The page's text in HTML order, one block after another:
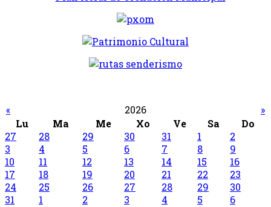
« 2026
»
Lu
Ma Me Xo Ve Sa
Do
27
28 29 30 31 1
2
3
4 5 6 7 8
9
10
11 12 13 14 15
16
17
18 19 20 21 22
23
24
25 26 27 28 29
30
31
1 2 3 4 5 6